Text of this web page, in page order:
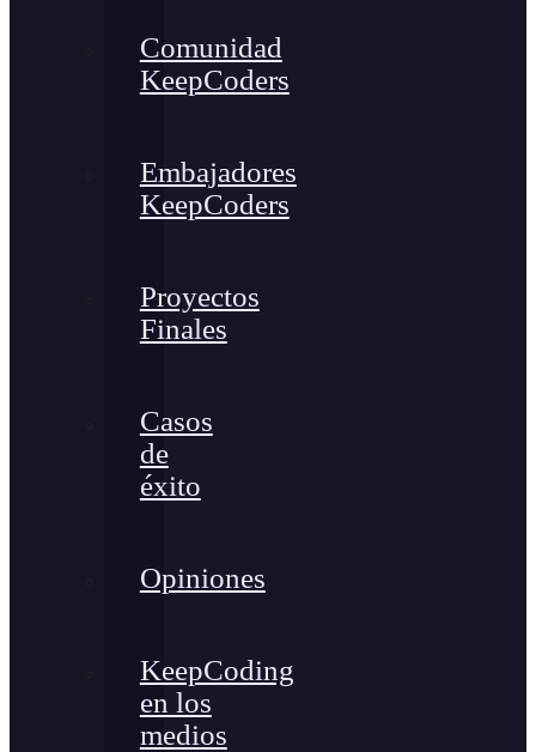
Comunidad
KeepCoders
Embajadores
KeepCoders
Proyectos
Finales
Casos
de
éxito
Opiniones
KeepCoding
en los
medios